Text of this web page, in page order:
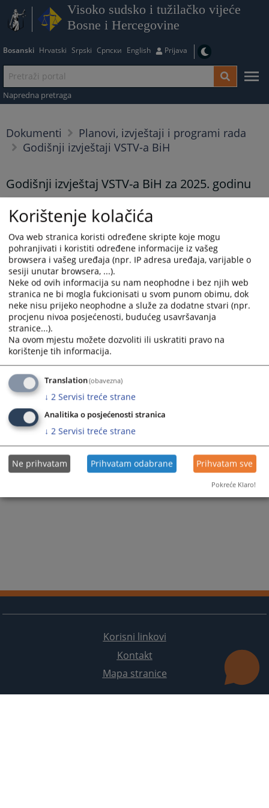
Visoko sudsko i tužilačko vijeće
Bosne i Hercegovine
Bosanski Hrvatski Srpski Српски English Prijava
Napredna pretraga
Dokumenti
Planovi, izvještaji i programi rada
Godišnji izvještaji VSTV-a BiH
Godišnji izvještaj VSTV-a BiH za 2025. godinu
Godišnji izvještaj VSTV-a BiH za 2025. godinu
Prikazana vijest je na: Bosanski jezik
109PREGLEDA
Korisni linkovi
Kontakt
Mapa stranice
Korištenje kolačića
Ova web stranica koristi određene skripte koje mogu
pohranjivati i koristiti određene informacije iz vašeg
browsera i vašeg uređaja (npr. IP adresa uređaja, varijable o
sesiji unutar browsera, ...).
Neke od ovih informacija su nam neophodne i bez njih web
stranica ne bi mogla fukcionisati u svom punom obimu, dok
neke nisu prijeko neophodne a služe za dodatne stvari (npr.
procjenu nivoa posjećenosti, budućeg usavršavanja
stranice...).
Na ovom mjestu možete dozvoliti ili uskratiti pravo na
korištenje tih informacija.
Translation(obavezna)
↓ 2 Servisi treće strane
Analitika o posjećenosti stranica
↓ 2 Servisi treće strane
Ne prihvatam Prihvatam odabrane Prihvatam sve
Pokreće Klaro!